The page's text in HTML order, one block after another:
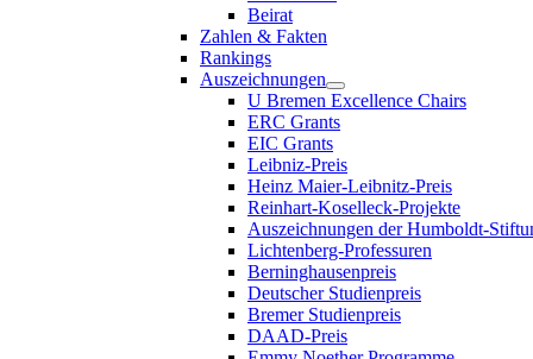
Beirat
Zahlen & Fakten
Rankings
Auszeichnungen
U Bremen Excellence Chairs
ERC Grants
EIC Grants
Leibniz-Preis
Heinz Maier-Leibnitz-Preis
Reinhart-Koselleck-Projekte
Auszeichnungen der Humboldt-
Lichtenberg-Professuren
Berninghausenpreis
Deutscher Studienpreis
Bremer Studienpreis
DAAD-Preis